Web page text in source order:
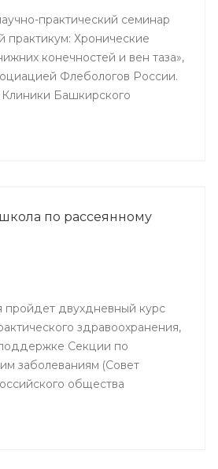
практический семинар
практикум: Хронические
конечностей и вен таза»,
Флебологов России.
Башкирского
и сосудистые хирурги.
по рассеянному
пройдет двухдневный курс
здравоохранения,
Секции по
заболеваниям (Совет
общества